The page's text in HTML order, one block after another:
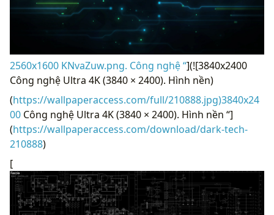
2560x1600 KNvaZuw.png. Công nghệ “](![3840x2400
Công nghệ Ultra 4K (3840 × 2400). Hình nền)
(https://wallpaperaccess.com/full/210888.jpg)3840x24
00 Công nghệ Ultra 4K (3840 × 2400). Hình nền “]
(https://wallpaperaccess.com/download/dark-tech-
210888)
[